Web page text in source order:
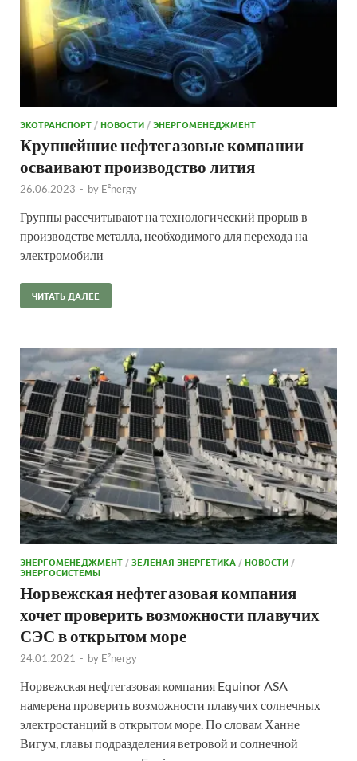
ЭКОТРАНСПОРТ /НОВОСТИ /ЭНЕРГОМЕНЕДЖМЕНТ
Крупнейшие нефтегазовые компании
осваивают производство лития
26.06.2023 - by E²nergy
Группы рассчитывают на технологический прорыв в
производстве металла, необходимого для перехода на
электромобили
ЧИТАТЬ ДАЛЕЕ
ЭНЕРГОМЕНЕДЖМЕНТ /ЗЕЛЕНАЯ ЭНЕРГЕТИКА /НОВОСТИ /
ЭНЕРГОСИСТЕМЫ
Норвежская нефтегазовая компания
хочет проверить возможности плавучих
СЭС в открытом море
24.01.2021 - by E²nergy
Норвежская нефтегазовая компания Equinor ASA
намерена проверить возможности плавучих солнечных
электростанций в открытом море. По словам Ханне
Вигум, главы подразделения ветровой и солнечной